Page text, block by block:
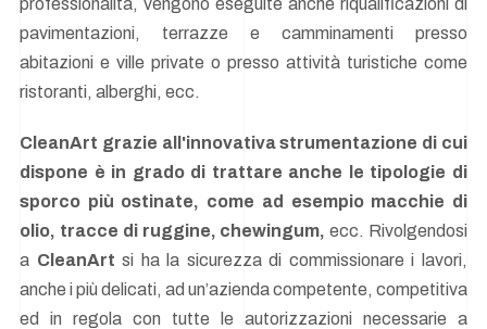
professionalità, vengono eseguite anche riqualificazioni di
pavimentazioni, terrazze e camminamenti presso
abitazioni e ville private o presso attività turistiche come
ristoranti, alberghi, ecc.
CleanArt grazie all'innovativa strumentazione di cui
dispone è in grado di trattare anche le tipologie di
sporco più ostinate, come ad esempio macchie di
olio, tracce di ruggine, chewingum, ecc. Rivolgendosi
a CleanArt si ha la sicurezza di commissionare i lavori,
anche i più delicati, ad un’azienda competente, competitiva
ed in regola con tutte le autorizzazioni necessarie a